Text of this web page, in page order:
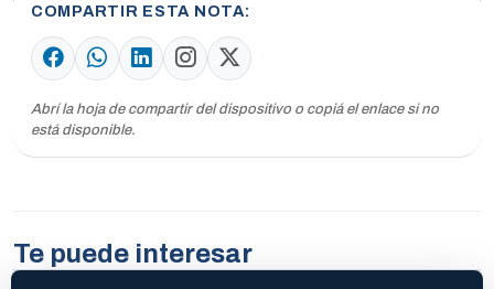
COMPARTIR ESTA NOTA
Abrí la hoja de compartir del dispositivo o copiá el enlace si no
está disponible.
Te puede interesar